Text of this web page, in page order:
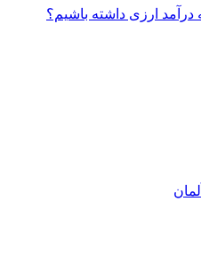
درآمد ارزی داشته باشیم؟